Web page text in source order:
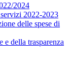
2024
2022-2023
delle spese di
e della trasparenza